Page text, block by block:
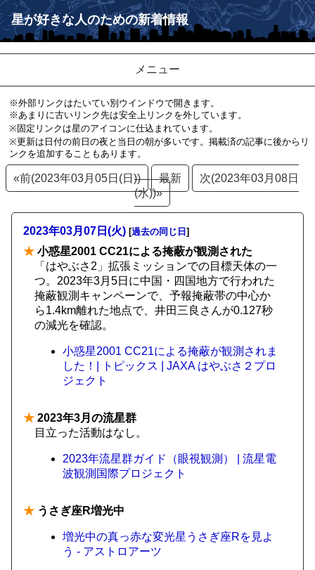
星が好きな人のための新着情報
メニュー
※外部リンクはたいてい別ウインドウで開きます。
※あまりに古いリンク先は安全上リンクを外しています。
※固定リンクは星のアイコンに仕込まれています。
※更新は日付の前日の夜と当日の朝が多いです。掲載済の記事に後からリ
ンクを追加することもあります。
«前(2023年03月05日(日)) 最新
次(2023年03月08日
(水))»
2023年03月07日(火) [過去の同じ日 ]
★ 小惑星2001 CC21による掩蔽が観測された
「はやぶさ2」拡張ミッションでの目標天体の一
つ。2023年3月5日に中国・四国地方で行われた
掩蔽観測キャンペーンで、予報掩蔽帯の中心か
ら1.4km離れた地点で、井田三良さんが0.127秒
の減光を確認。
小惑星2001 CC21による掩蔽が観測されま
した！| トピックス | JAXA はやぶさ２プロ
ジェクト
★ 2023年3月の流星群
目立った活動はなし。
2023年流星群ガイド（眼視観測） | 流星電
波観測国際プロジェクト
★ うさぎ座R増光中
増光中の真っ赤な変光星うさぎ座Rを見よ
う - アストロアーツ